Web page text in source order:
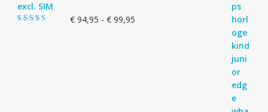
excl. SIM
€94,95 - €99,95Prijsklasse: